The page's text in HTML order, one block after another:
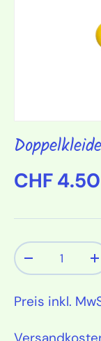
Normaler
CHF 4.50
Anzahl
Menge
Preis inkl.